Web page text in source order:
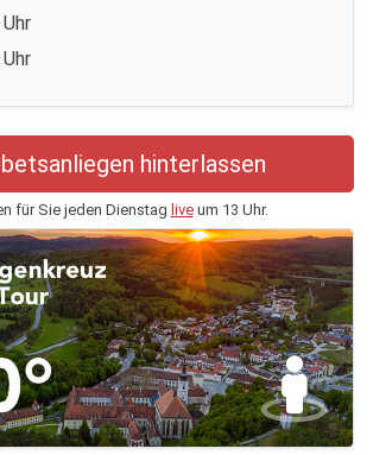
hinterlassen
für Sie jeden Dienstag liveum 13 Uhr.